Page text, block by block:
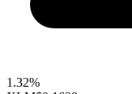
1.32%